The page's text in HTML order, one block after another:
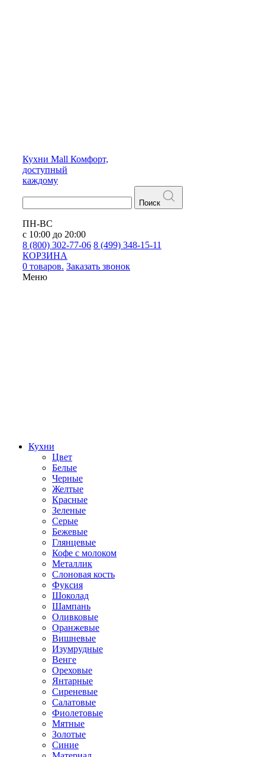
Кухни Mall Комфорт,
доступный
каждому
Поиск
ПН-ВС
с 10:00 до 20:00
8 (800) 302-77-06 8 (499) 348-15-11
КОРЗИНА
0 товаров. Заказать звонок
Меню
Кухни
Цвет
Белые
Черные
Желтые
Красные
Зеленые
Серые
Бежевые
Глянцевые
Кофе с молоком
Металлик
Слоновая кость
Фуксия
Шоколад
Шампань
Оливковые
Оранжевые
Вишневые
Изумрудные
Венге
Ореховые
Янтарные
Сиреневые
Салатовые
Фиолетовые
Мятные
Золотые
Синие